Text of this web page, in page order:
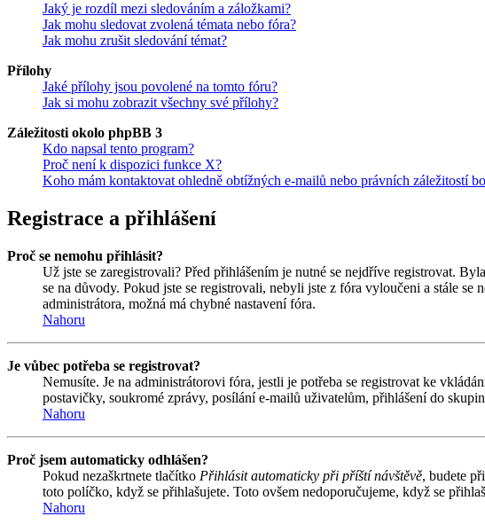
Jaký je rozdíl mezi sledováním a záložkami?
Jak mohu sledovat zvolená témata nebo fóra?
Jak mohu zrušit sledování témat?
Přílohy
Jaké přílohy jsou povolené na tomto fóru?
Jak si mohu zobrazit všechny své přílohy?
Záležitosti okolo phpBB 3
Kdo napsal tento program?
Proč není k dispozici funkce X?
Koho mám kontaktovat ohledně obtížných e-mailů nebo právních záležitostí
Registrace a přihlášení
Proč se nemohu přihlásit?
Už jste se zaregistrovali? Před přihlášením je nutné se nejdříve registrovat.
se na důvody. Pokud jste se registrovali, nebyli jste z fóra vyloučeni a stále
administrátora, možná má chybné nastavení fóra.
Nahoru
Je vůbec potřeba se registrovat?
Nemusíte. Je na administrátorovi fóra, jestli je potřeba se registrovat ke
postavičky, soukromé zprávy, posílání e-mailů uživatelům, přihlášení do
Nahoru
Proč jsem automaticky odhlášen?
Pokud nezaškrtnete tlačítko Přihlásit automaticky při příští návštěvě, budete
toto políčko, když se přihlašujete. Toto ovšem nedoporučujeme, když se
Nahoru